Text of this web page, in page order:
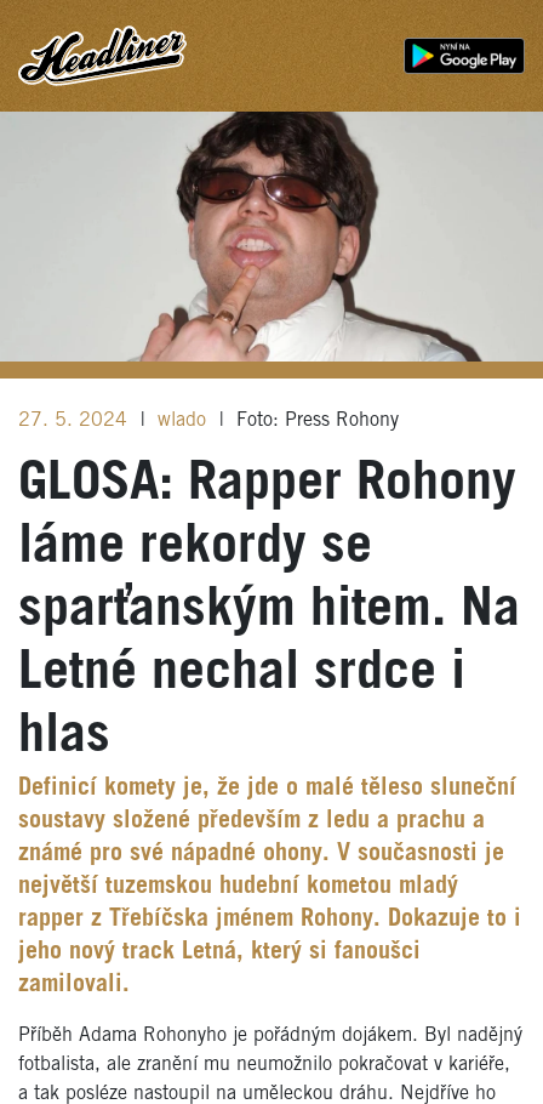
27. 5. 2024 wlado Foto: Press Rohony
GLOSA: Rapper Rohony
láme rekordy se
sparťanským hitem. Na
Letné nechal srdce i
hlas
Definicí komety je, že jde o malé těleso sluneční
soustavy složené především z ledu a prachu a
známé pro své nápadné ohony. V současnosti je
největší tuzemskou hudební kometou mladý
rapper z Třebíčska jménem Rohony. Dokazuje to i
jeho nový track Letná, který si fanoušci
zamilovali.
Příběh Adama Rohonyho je pořádným dojákem. Byl nadějný
fotbalista, ale zranění mu neumožnilo pokračovat v kariéře,
a tak posléze nastoupil na uměleckou dráhu. Nejdříve ho